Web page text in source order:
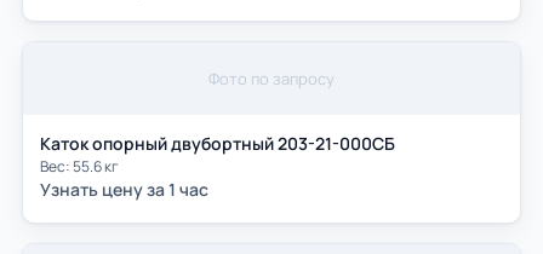
Фото по запросу
Каток опорный двубортный 203-21-000CБ
Вес: 55.6 кг
Узнать цену за 1 час